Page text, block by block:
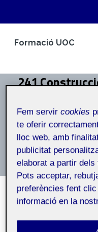
Formació UOC
241
241 Construcció
Construcció
Fem servircookies
te oferir
lloc web, amb
publicitat
elaborat a partir
Pots acceptar,
preferències fent
informació en la